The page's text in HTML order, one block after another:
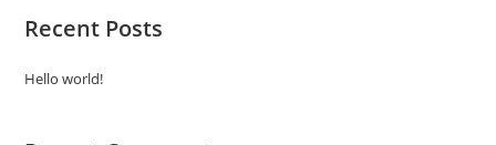
Recent Posts
Hello world!